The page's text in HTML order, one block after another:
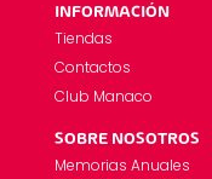
INFORMACIÓN
Tiendas
Contactos
Club Manaco
SOBRE NOSOTROS
Memorias Anuales